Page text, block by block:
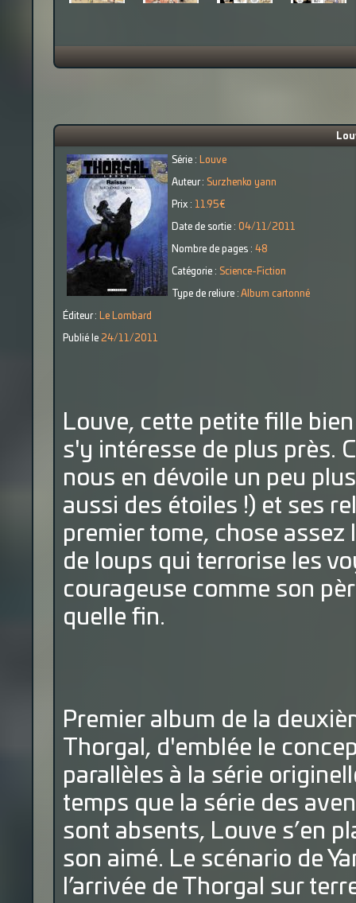
Série : Louve
Auteur : Surzhenko yann
Prix : 11.95€
Date de sortie : 04/11/2011
Nombre de pages : 48
Catégorie : Science-Fiction
Type de reliure : Album cartonné
Éditeur : Le Lombard
Publié le 24/11/2011
Louve, cette petite fille
s'y intéresse de plus près.
nous en dévoile un peu
aussi des étoiles !) et ses
premier tome, chose assez
de loups qui terrorise les
courageuse comme son
quelle fin.
Premier album de la
Thorgal, d'emblée le
parallèles à la série
temps que la série des
sont absents, Louve s’en
son aimé. Le scénario de
l’arrivée de Thorgal sur